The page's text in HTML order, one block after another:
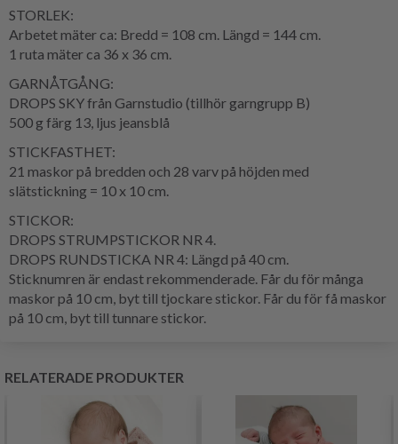
STORLEK:
Arbetet mäter ca: Bredd = 108 cm. Längd = 144 cm.
1 ruta mäter ca 36 x 36 cm.
GARNÅTGÅNG:
DROPS SKY från Garnstudio (tillhör garngrupp B)
500 g färg 13, ljus jeansblå
STICKFASTHET:
21 maskor på bredden och 28 varv på höjden med
slätstickning = 10 x 10 cm.
STICKOR:
DROPS STRUMPSTICKOR NR 4.
DROPS RUNDSTICKA NR 4: Längd på 40 cm.
Sticknumren är endast rekommenderade. Får du för många
maskor på 10 cm, byt till tjockare stickor. Får du för få maskor
på 10 cm, byt till tunnare stickor.
RELATERADE PRODUKTER